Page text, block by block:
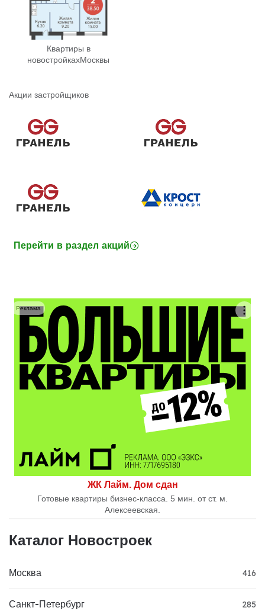
Квартиры в
новостройкахМосквы
Акции застройщиков
Перейти в раздел акций
ЖК Лайм. Дом сдан
Готовые квартиры бизнес-класса. 5 мин. от ст. м.
Алексеевская.
Реклама
Каталог Новостроек
Москва 416
Санкт-Петербург 285